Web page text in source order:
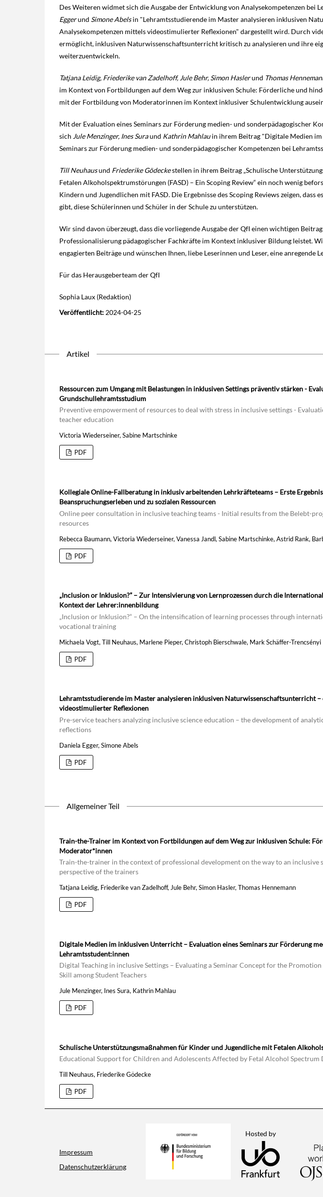
Des Weiteren widmet sich die Ausgabe der Entwicklung von Analysekompetenzen bei
Eggerund Simone Abelsin "Lehramtsstudierende im Master analysieren inklusiven
Analysekompetenzen mittels videostimulierter Reflexionen" dargestellt wird. Durch
ermöglicht, inklusiven Naturwissenschaftsunterricht kritisch zu analysieren und ihre
weiterzuentwickeln.
Tatjana Leidig, Friederike van Zadelhoff, Jule Behr, Simon Haslerund Thomas
im Kontext von Fortbildungen auf dem Weg zur inklusiven Schule: Förderliche und
mit der Fortbildung von Moderatorinnen im Kontext inklusiver Schulentwicklung
Mit der Evaluation eines Seminars zur Förderung medien- und sonderpädagogischer
sich Jule Menzinger, Ines Suraund Kathrin Mahlauin ihrem Beitrag "Digitale Medien
Seminars zur Förderung medien- und sonderpädagogischer Kompetenzen bei
Till Neuhausund Friederike Gödeckestellen in ihrem Beitrag „Schulische
Fetalen Alkoholspektrumstörungen (FASD) – Ein Scoping Review“ ein noch wenig
Kindern und Jugendlichen mit FASD. Die Ergebnisse des Scoping Reviews zeigen,
gibt, diese Schülerinnen und Schüler in der Schule zu unterstützen.
Wir sind davon überzeugt, dass die vorliegende Ausgabe der QfI einen wichtigen
Professionalisierung pädagogischer Fachkräfte im Kontext inklusiver Bildung leistet.
engagierten Beiträge und wünschen Ihnen, liebe Leserinnen und Leser, eine anregende
Für das Herausgeberteam der QfI
Sophia Laux (Redaktion)
Veröffentlicht: 2024-04-25
Artikel
Ressourcen zum Umgang mit Belastungen in inklusiven Settings präventiv stärken -
Grundschullehramtsstudium
Preventive empowerment of resources to deal with stress in inclusive settings -
teacher education
Victoria Wiederseiner, Sabine Martschinke
PDF
Kollegiale Online-Fallberatung in inklusiv arbeitenden Lehrkräfteteams – Erste
Beanspruchungserleben und zu sozialen Ressourcen
Online peer consultation in inclusive teaching teams - Initial results from the Belebt-
resources
Rebecca Baumann, Victoria Wiederseiner, Vanessa Jandl, Sabine Martschinke, Astrid Rank,
PDF
„Inclusion or Inklusion?” – Zur Intensivierung von Lernprozessen durch die
Kontext der Lehrer:innenbildung
„Inclusion or Inklusion?“ – On the intensification of learning processes through
vocational training
Michaela Vogt, Till Neuhaus, Marlene Pieper, Christoph Bierschwale, Mark Schäffer-Trencsényi
PDF
Lehramtsstudierende im Master analysieren inklusiven Naturwissenschaftsunterricht
videostimulierter Reflexionen
Pre-service teachers analyzing inclusive science education – the development of
reflections
Daniela Egger, Simone Abels
PDF
Allgemeiner Teil
Train-the-Trainer im Kontext von Fortbildungen auf dem Weg zur inklusiven Schule:
Moderator*innen
Train-the-trainer in the context of professional development on the way to an
perspective of the trainers
Tatjana Leidig, Friederike van Zadelhoff, Jule Behr, Simon Hasler, Thomas Hennemann
PDF
Digitale Medien im inklusiven Unterricht – Evaluation eines Seminars zur Förderung
Lehramtsstudent:innen
Digital Teaching in inclusive Settings – Evaluating a Seminar Concept for the
Skill among Student Teachers
Jule Menzinger, Ines Sura, Kathrin Mahlau
PDF
Schulische Unterstützungsmaßnahmen für Kinder und Jugendliche mit Fetalen
Educational Support for Children and Adolescents Affected by Fetal Alcohol Spectrum
Till Neuhaus, Friederike Gödecke
PDF
Impressum
Datenschutzerklärung
Hosted by